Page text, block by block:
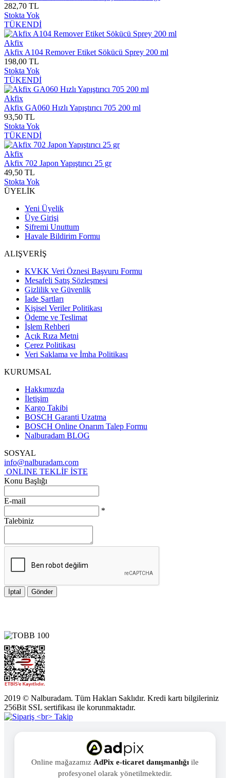
282,70 TL
Stokta Yok
TÜKENDİ
Akfix
Akfix A104 Remover Etiket Sökücü Sprey 200 ml
198,00 TL
Stokta Yok
TÜKENDİ
Akfix
Akfix GA060 Hızlı Yapıştırıcı 705 200 ml
93,50 TL
Stokta Yok
TÜKENDİ
Akfix
Akfix 702 Japon Yapıştırıcı 25 gr
49,50 TL
Stokta Yok
ÜYELİK
Yeni Üyelik
Üye Girişi
Şifremi Unuttum
Havale Bildirim Formu
ALIŞVERİŞ
KVKK Veri Öznesi Başvuru Formu
Mesafeli Satış Sözleşmesi
Gizlilik ve Güvenlik
İade Şartları
Kişisel Veriler Politikası
Ödeme ve Teslimat
İşlem Rehberi
Açık Rıza Metni
Çerez Politikası
Veri Saklama ve İmha Politikası
KURUMSAL
Hakkımızda
İletişim
Kargo Takibi
BOSCH Garanti Uzatma
BOSCH Online Onarım Talep Formu
Nalburadam BLOG
SOSYAL
info@nalburadam.com
ONLINE TEKLİF İSTE
Konu Başlığı
E-mail
*
Talebiniz
İptal Gönder
2019 © Nalburadam. Tüm Hakları Saklıdır. Kredi kartı bilgileriniz
256Bit SSL sertifikası ile korunmaktadır.
Online mağazamız AdPix e-ticaret danışmanlığı ile
profesyonel olarak yönetilmektedir.